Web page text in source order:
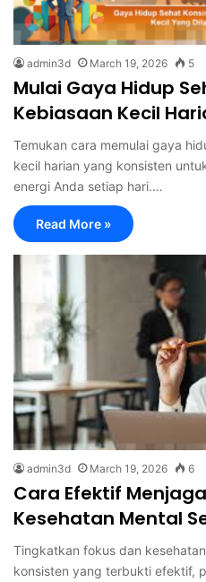
admin3d March 19, 2026 5
Mulai Gaya Hidup
Kebiasaan Kecil
Temukan cara memulai gaya
kecil harian yang konsisten
energi Anda setiap hari.…
Read More »
admin3d March 19, 2026 6
Cara Efektif
Kesehatan Mental
Tingkatkan fokus dan
konsisten yang terbukti efektif,